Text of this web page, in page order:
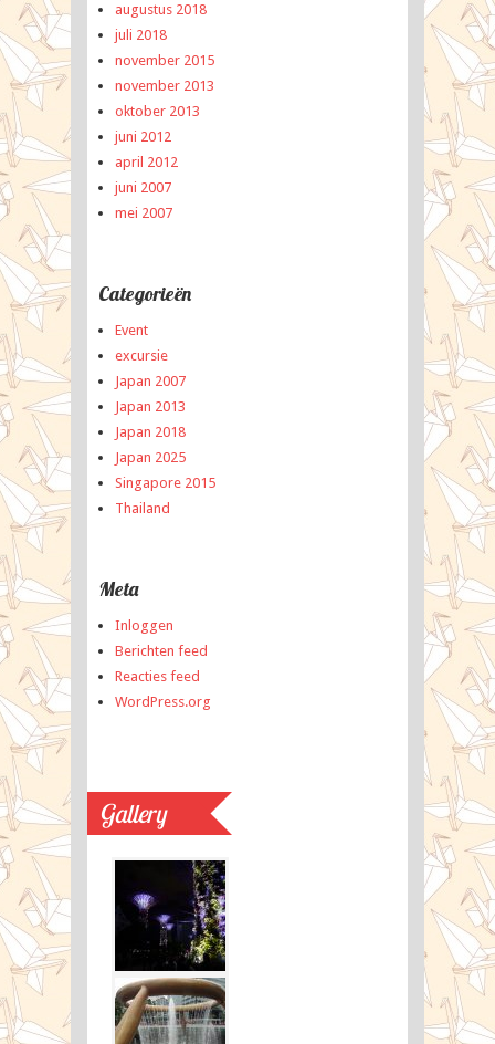
augustus 2018
juli 2018
november 2015
november 2013
oktober 2013
juni 2012
april 2012
juni 2007
mei 2007
Categorieën
Event
excursie
Japan 2007
Japan 2013
Japan 2018
Japan 2025
Singapore 2015
Thailand
Meta
Inloggen
Berichten feed
Reacties feed
WordPress.org
Gallery